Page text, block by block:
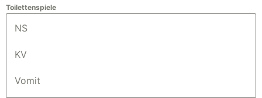
Toilettenspiele
NS
KV
Vomit